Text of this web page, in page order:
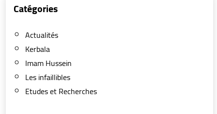
Catégories
Actualités
Kerbala
Imam Hussein
Les infaillibles
Etudes et Recherches